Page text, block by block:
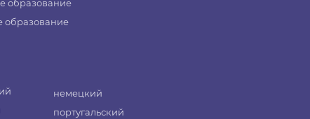
образование
образование
немецкий
португальский